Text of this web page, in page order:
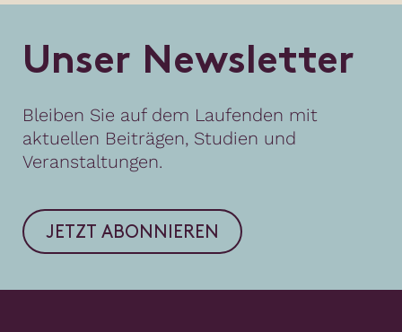
Unser Newsletter
Bleiben Sie auf dem Laufenden mit
aktuellen Beiträgen, Studien und
Veranstaltungen.
JETZT ABONNIEREN